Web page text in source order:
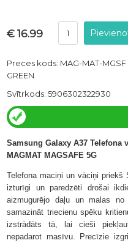
€ 16.99
Preces kods: MAG-MAT-MGSF
GREEN
Svītrkods: 5906302322930
Samsung Galaxy A37 Telefona
MAGMAT MAGSAFE 5G
Telefona maciņi un vāciņi priekš
izturīgi un paredzēti drošai
aizmugurējo daļu un malas
samazināt triecienu spēku
izstrādāts tā, lai cieši
nepadarot masīvu. Precīzie